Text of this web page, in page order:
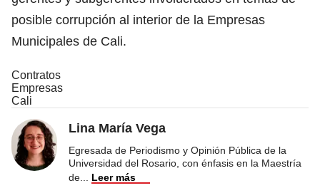
posible corrupción al interior de la Empresas
Municipales de Cali.
Contratos
Empresas
Cali
Lina María Vega
Egresada de Periodismo y Opinión Pública de la
Universidad del Rosario, con énfasis en la Maestría
de
Leer más